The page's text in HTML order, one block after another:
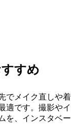
すめ
でメイク直しや着
適です。撮影やイ
を、インスタベー